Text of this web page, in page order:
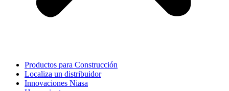
Productos para Construcción
Localiza un distribuidor
Innovaciones Niasa